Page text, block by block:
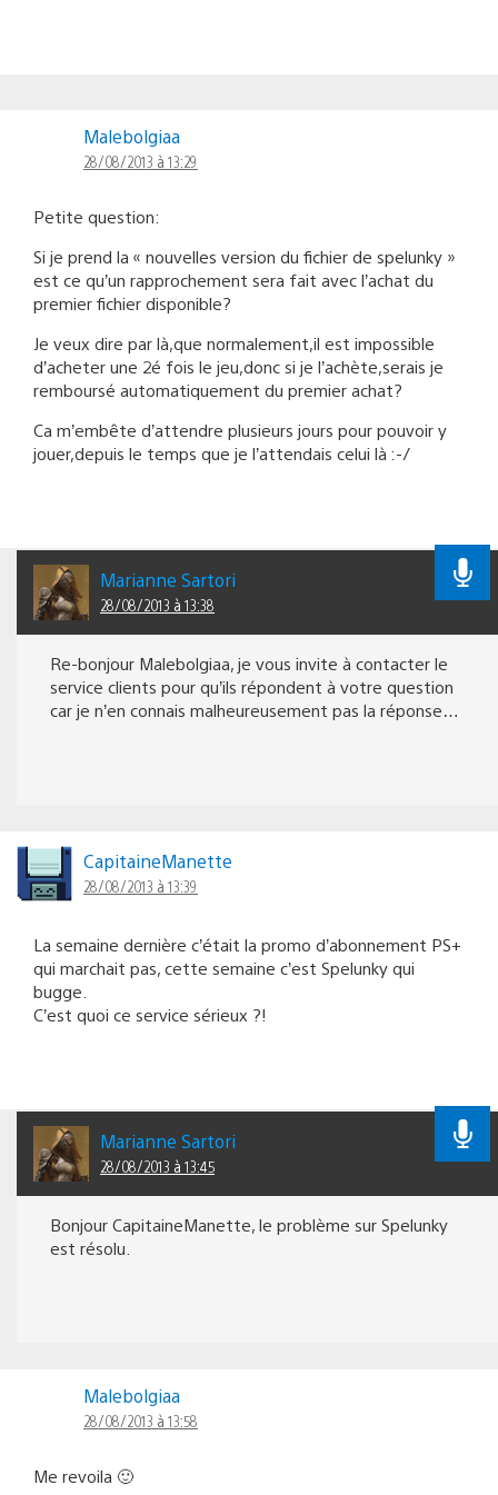
Malebolgiaa
28/08/2013 à 13:29
Petite question:
Si je prend la « nouvelles version du fichier de spelunky »
est ce qu’un rapprochement sera fait avec l’achat du
premier fichier disponible?
Je veux dire par là,que normalement,il est impossible
d’acheter une 2é fois le jeu,donc si je l’achète,serais je
remboursé automatiquement du premier achat?
Ca m’embête d’attendre plusieurs jours pour pouvoir y
jouer,depuis le temps que je l’attendais celui là :-/
Marianne Sartori
28/08/2013 à 13:38
Re-bonjour Malebolgiaa, je vous invite à contacter le
service clients pour qu’ils répondent à votre question
car je n’en connais malheureusement pas la réponse…
CapitaineManette
28/08/2013 à 13:39
La semaine dernière c’était la promo d’abonnement PS+
qui marchait pas, cette semaine c’est Spelunky qui
bugge.
C’est quoi ce service sérieux ?!
Marianne Sartori
28/08/2013 à 13:45
Bonjour CapitaineManette, le problème sur Spelunky
est résolu.
Malebolgiaa
28/08/2013 à 13:58
Me revoila 🙂